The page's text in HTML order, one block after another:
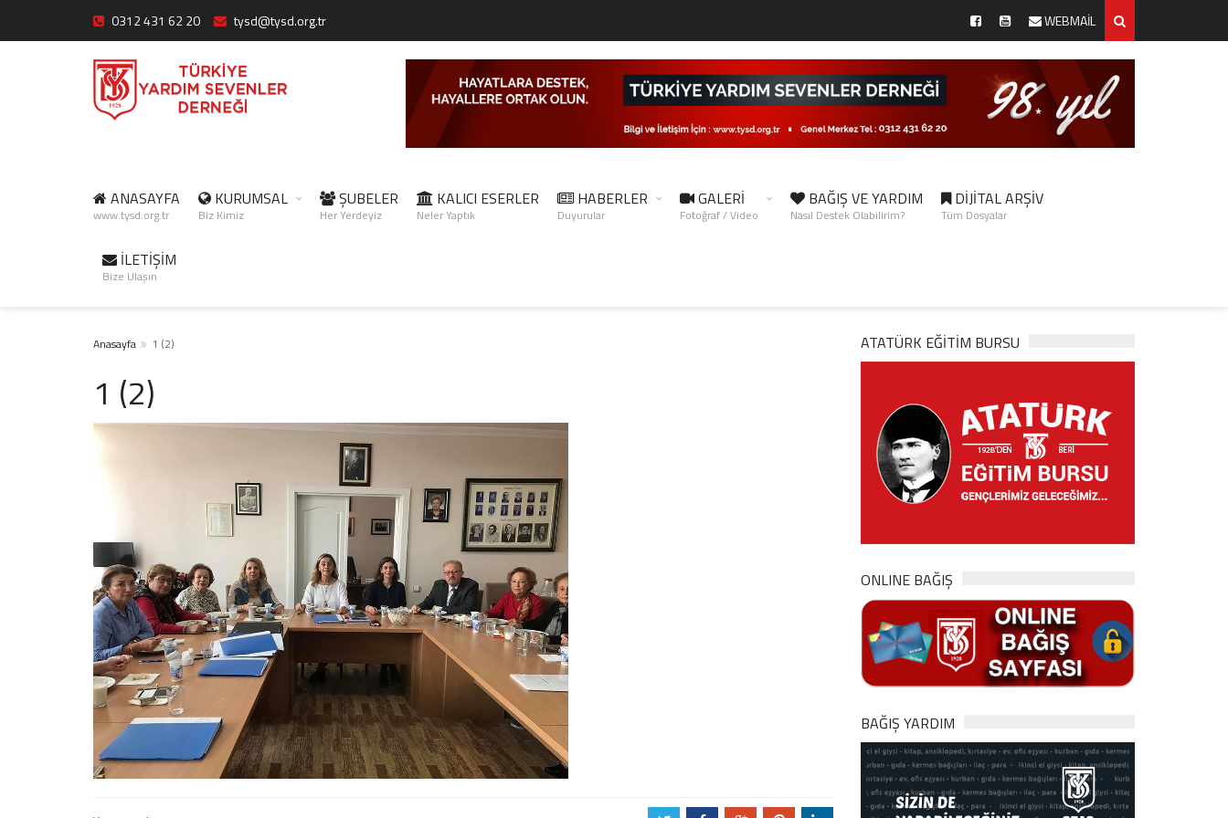
0312 431 62 20 tysd@tysd.org.tr WEBMAİL
ANASAYFA
www.tysd.org.tr
KURUMSAL
Biz Kimiz
ŞUBELER
Her Yerdeyiz
KALICI ESERLER
Neler Yaptık
HABERLER
Duyurular
GALERİ
Fotoğraf / Video
BAĞIŞ VE YARDIM
Nasıl Destek Olabilirim?
DİJİTAL ARŞİV
Tüm Dosyalar
İLETİŞİM
Bize Ulaşın
Anasayfa 1 (2)
1 (2)
ATATÜRK EĞITIM BURSU
ONLINE BAĞIŞ
BAĞIŞ YARDIM